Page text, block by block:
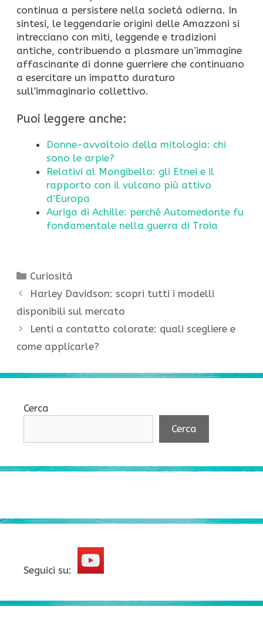
continua a persistere nella società odierna. In
sintesi, le leggendarie origini delle Amazzoni si
intrecciano con miti, leggende e tradizioni
antiche, contribuendo a plasmare un’immagine
affascinante di donne guerriere che continuano
a esercitare un impatto duraturo
sull’immaginario collettivo.
Puoi leggere anche:
Donne-avvoltoio della mitologia: chi
sono le arpie?
Relativi al Mongibello: gli Etnei e il
rapporto con il vulcano più attivo
d’Europa
Auriga di Achille: perché Automedonte fu
fondamentale nella guerra di Troia
Categorie
Curiosità
Harley Davidson: scopri tutti i modelli
disponibili sul mercato
Lenti a contatto colorate: quali scegliere e
come applicarle?
Cerca
Cerca
Seguici su: